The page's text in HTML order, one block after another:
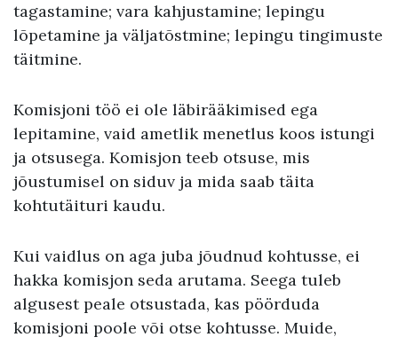
tagastamine; vara kahjustamine; lepingu
lõpetamine ja väljatõstmine; lepingu tingimuste
täitmine.
Komisjoni töö ei ole läbirääkimised ega
lepitamine, vaid ametlik menetlus koos istungi
ja otsusega. Komisjon teeb otsuse, mis
jõustumisel on siduv ja mida saab täita
kohtutäituri kaudu.
Kui vaidlus on aga juba jõudnud kohtusse, ei
hakka komisjon seda arutama. Seega tuleb
algusest peale otsustada, kas pöörduda
komisjoni poole või otse kohtusse. Muide,